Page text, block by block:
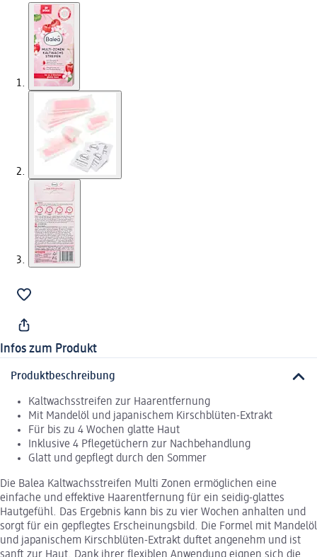
Infos zum Produkt
Produktbeschreibung
Kaltwachsstreifen zur Haarentfernung
Mit Mandelöl und japanischem Kirschblüten-Extrakt
Für bis zu 4 Wochen glatte Haut
Inklusive 4 Pflegetüchern zur Nachbehandlung
Glatt und gepflegt durch den Sommer
Die Balea Kaltwachsstreifen Multi Zonen ermöglichen eine
einfache und effektive Haarentfernung für ein seidig-glattes
Hautgefühl. Das Ergebnis kann bis zu vier Wochen anhalten und
sorgt für ein gepflegtes Erscheinungsbild. Die Formel mit Mandelöl
und japanischem Kirschblüten-Extrakt duftet angenehm und ist